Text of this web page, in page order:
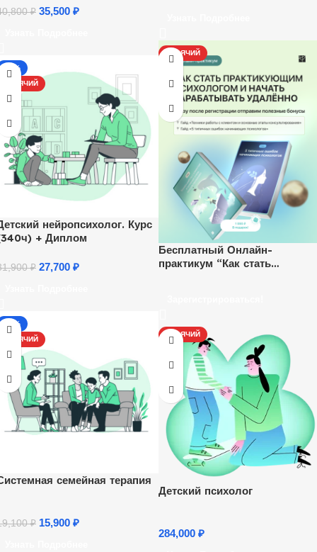
₽ 35,500 ₽
ГОРЯЧИЙ
Бесплатный Онлайн-
практикум “Как стать
-13%
ГОРЯЧИЙ
нейропсихолог. Курс
+ Диплом
₽ 27,700 ₽
-17%
ГОРЯЧИЙ
семейная терапия
₽ 15,900 ₽
ГОРЯЧИЙ
Детский психолог
284,000 ₽